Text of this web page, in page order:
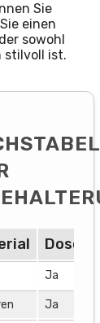
Sie
einen
sowohl
stilvoll ist.
Ja
Ja